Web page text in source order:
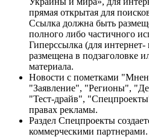
прямая открытая для
Ссылка должна быть
полного либо частичного
Гиперссылка (для
размещена в подзаголовке
материала.
Новости с пометками
"Заявление", "Регионы",
"Тест-драйв",
правах рекламы.
Раздел Спецпроекты
коммерческими партнерами.